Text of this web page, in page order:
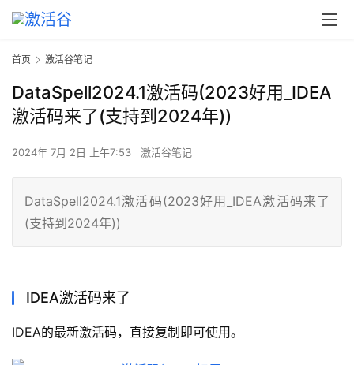
首页 激活谷笔记
DataSpell2024.1激活码(2023好用_IDEA
激活码来了(支持到2024年))
2024年 7月 2日 上午7:53 激活谷笔记
DataSpell2024.1激活码(2023好用_IDEA激活码来了
(支持到2024年))
IDEA激活码来了
IDEA的最新激活码，直接复制即可使用。